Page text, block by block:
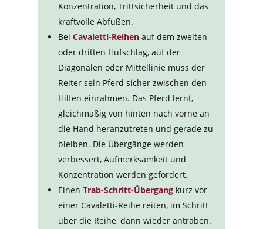
Konzentration, Trittsicherheit und das
kraftvolle Abfußen.
Bei Cavaletti-Reihenauf dem zweiten
oder dritten Hufschlag, auf der
Diagonalen oder Mittellinie muss der
Reiter sein Pferd sicher zwischen den
Hilfen einrahmen. Das Pferd lernt,
gleichmäßig von hinten nach vorne an
die Hand heranzutreten und gerade zu
bleiben. Die Übergänge werden
verbessert, Aufmerksamkeit und
Konzentration werden gefördert.
Einen Trab-Schritt-Übergangkurz vor
einer Cavaletti-Reihe reiten, im Schritt
über die Reihe, dann wieder antraben.